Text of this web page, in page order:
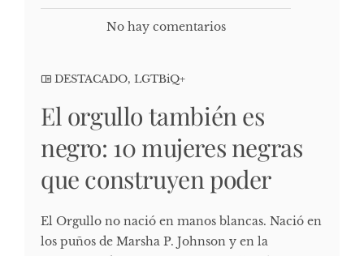
No hay comentarios
DESTACADO, LGTBiQ+
El orgullo también es
negro: 10 mujeres negras
que construyen poder
El Orgullo no nació en manos blancas. Nació en
los puños de Marsha P. Johnson y en la